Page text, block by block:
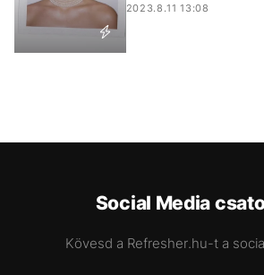
2023.8.11 13:08
Social Media
Kövesd a Refresher.hu-t a